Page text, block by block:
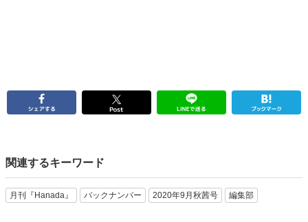
関連するキーワード
月刊『Hanada』 バックナンバー 2020年9月秋茜号 編集部